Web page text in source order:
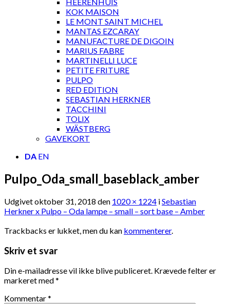
KOK MAISON
LE MONT SAINT MICHEL
MANTAS EZCARAY
MANUFACTURE DE DIGOIN
MARIUS FABRE
MARTINELLI LUCE
PETITE FRITURE
PULPO
RED EDITION
SEBASTIAN HERKNER
TACCHINI
TOLIX
WÄSTBERG
GAVEKORT
DA EN
Pulpo_Oda_small_baseblack_amber
Udgivetoktober 31, 2018 den 1020 × 1224 iSebastian
Herkner x Pulpo – Oda lampe – small – sort base – Amber
Trackbacks er lukket, men du kan kommenterer.
Skriv et svar
Din e-mailadresse vil ikke blive publiceret. Krævede felter er
markeret med*
Kommentar*